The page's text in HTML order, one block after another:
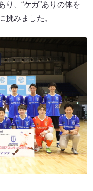
り、“ケガ”ありの体を
挑みました。